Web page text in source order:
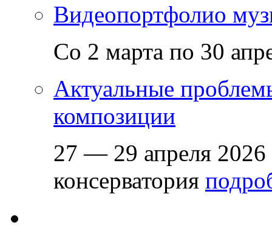
Видеопортфолио
Со 2 марта по 30
Актуальные
композиции
27 — 29 апреля 2026
консерватория